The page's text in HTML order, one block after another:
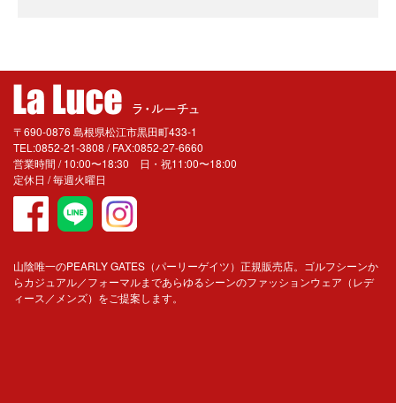
〒690-0876 島根県松江市黒田町433-1
TEL:0852-21-3808 / FAX:0852-27-6660
営業時間 / 10:00〜18:30 日・祝11:00〜18:00
定休日 / 毎週火曜日
山陰唯一のPEARLY GATES（パーリーゲイツ）正規販売店。ゴルフシーンか
らカジュアル／フォーマルまであらゆるシーンのファッションウェア（レデ
ィース／メンズ）をご提案します。